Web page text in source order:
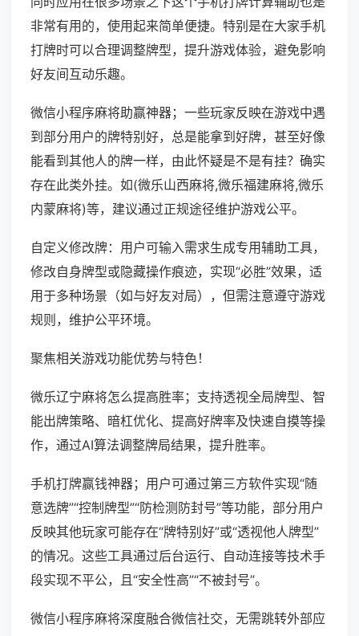
非常有用的，使用起来简单便捷。特别是在大家手机
打牌时可以合理调整牌型，提升游戏体验，避免影响
好友间互动乐趣。
微信小程序麻将助赢神器；一些玩家反映在游戏中遇
到部分用户的牌特别好，总是能拿到好牌，甚至好像
能看到其他人的牌一样，由此怀疑是不是有挂？确实
存在此类外挂。如(微乐山西麻将,微乐福建麻将,微乐
内蒙麻将)等，建议通过正规途径维护游戏公平。
自定义修改牌：用户可输入需求生成专用辅助工具，
修改自身牌型或隐藏操作痕迹，实现“必胜”效果，适
用于多种场景（如与好友对局），但需注意遵守游戏
规则，维护公平环境。
聚焦相关游戏功能优势与特色！
微乐辽宁麻将怎么提高胜率；支持透视全局牌型、智
能出牌策略、暗杠优化、提高好牌率及快速自摸等操
作，通过AI算法调整牌局结果，提升胜率。
手机打牌赢钱神器；用户可通过第三方软件实现“随
意选牌”“控制牌型”“防检测防封号”等功能，部分用户
反映其他玩家可能存在“牌特别好”或“透视他人牌型”
的情况。这些工具通过后台运行、自动连接等技术手
段实现不平公，且“安全性高”“不被封号”。
微信小程序麻将深度融合微信社交，无需跳转外部应